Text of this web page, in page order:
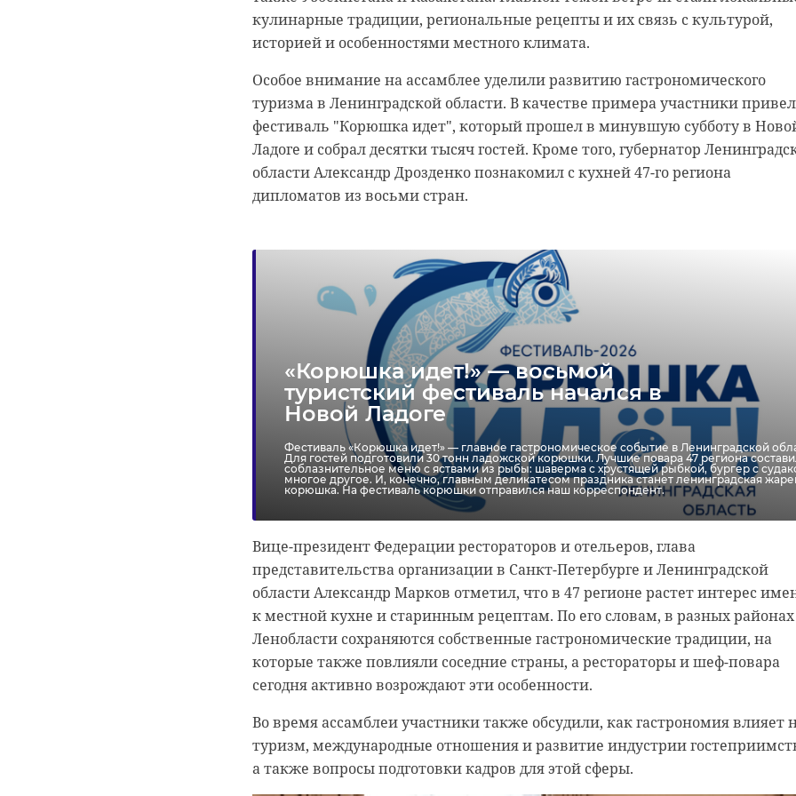
кулинарные традиции, региональные рецепты и их связь с культурой,
историей и особенностями местного климата.
Особое внимание на ассамблее уделили развитию гастрономического
туризма в Ленинградской области. В качестве примера участники
фестиваль "Корюшка идет", который прошел в минувшую субботу в
Ладоге и собрал десятки тысяч гостей. Кроме того, губернатор
области Александр Дрозденко познакомил с кухней 47-го региона
дипломатов из восьми стран.
«Корюшка идет!» — восьмой
туристский фестиваль начался в
Новой Ладоге
Фестиваль «Корюшка идет!» — главное гастрономическое событие в Ленинградской
Для гостей подготовили 30 тонн ладожской корюшки. Лучшие повара 47 региона
соблазнительное меню с яствами из рыбы: шаверма с хрустящей рыбкой, бургер с
многое другое. И, конечно, главным деликатесом праздника станет ленинградская
корюшка. На фестиваль корюшки отправился наш корреспондент.
Вице-президент Федерации рестораторов и отельеров, глава
представительства организации в Санкт-Петербурге и Ленинградской
области Александр Марков отметил, что в 47 регионе растет интерес
к местной кухне и старинным рецептам. По его словам, в разных районах
Ленобласти сохраняются собственные гастрономические традиции, на
которые также повлияли соседние страны, а рестораторы и шеф-повара
сегодня активно возрождают эти особенности.
Во время ассамблеи участники также обсудили, как гастрономия влияет
туризм, международные отношения и развитие индустрии
а также вопросы подготовки кадров для этой сферы.
Днем ожидается переменная облачность и без особых осадков.
покажут от +26 до +31. У водоемов местами будет до +23.
ФГБУ "Северо-Западное УГМС"
Фото: Изображение создано при помощи нейросети
погода погода в ленобласти синоптики